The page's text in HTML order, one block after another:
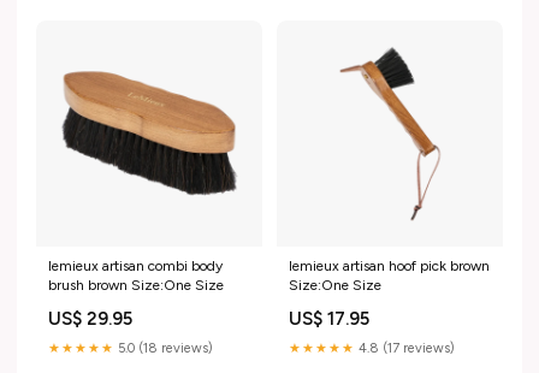
lemieux artisan combi body
brush brown Size:One Size
US$ 29.95
★★★★★ 5.0 (18 reviews)
lemieux artisan hoof pick brown
Size:One Size
US$ 17.95
★★★★★ 4.8 (17 reviews)